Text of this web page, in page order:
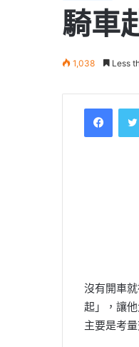
騎車
1,038 Less
沒有開車
起」，讓
主要是考